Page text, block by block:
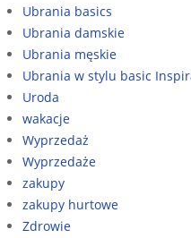
Ubrania basics
Ubrania damskie
Ubrania męskie
Ubrania w stylu basic
Uroda
wakacje
Wyprzedaż
Wyprzedaże
zakupy
zakupy hurtowe
Zdrowie